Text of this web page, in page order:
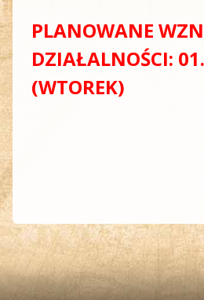
PLANOWANE
DZIAŁALNOŚCI:
(WTOREK)